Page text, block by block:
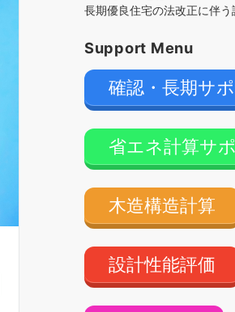
長期優良住宅の法改正に伴
Support Menu
確認・長期サ
省エネ計算サ
木造構造計算
設計性能評価